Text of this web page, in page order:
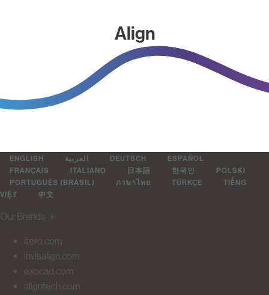
Align
ENGLISH العربية DEUTSCH
ESPAÑOL
FRANÇAIS
ITALIANO 日本語 한국인
POLSKI
PORTUGUÊS (BRASIL)
ภาษาไทย TÜRKÇE
TIẾNG
VIỆT
中文
Our Brands ＋
itero.com
invisalign.com
exocad.com
aligntech.com